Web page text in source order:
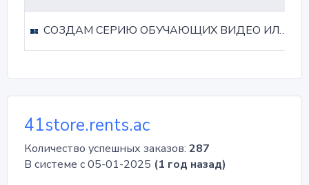
СОЗДАМ СЕРИЮ ОБУЧАЮЩИХ ВИДЕО ИЛИ ВИДЕО-ГАЙД ПО ВАШЕЙ ТЕМЕ С AI
41store.rents.ac
Количество успешных заказов: 287
В системе с 05-01-2025 (1 год назад)